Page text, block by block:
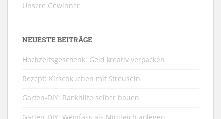
Unsere Gewinner
NEUESTE BEITRÄGE
Hochzeitsgeschenk: Geld kreativ verpacken
Rezept: Kirschkuchen mit Streuseln
Garten-DIY: Rankhilfe selber bauen
Garten-DIY: Weinfass als Miniteich anlegen